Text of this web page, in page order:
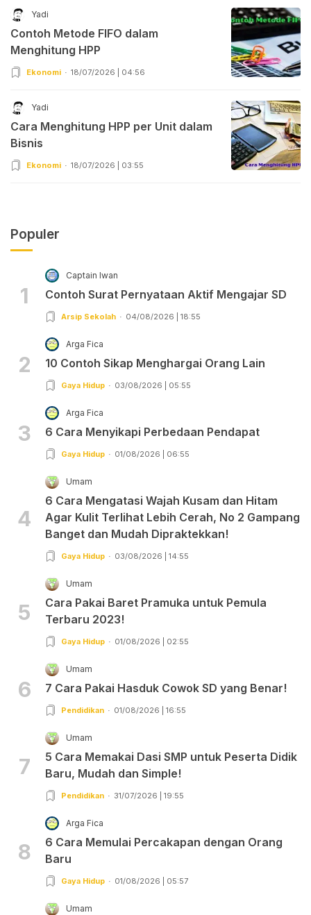
Yadi
Contoh Metode FIFO dalam
Menghitung HPP
Ekonomi 18/07/2026 | 04:56
Yadi
Cara Menghitung HPP per Unit dalam
Bisnis
Ekonomi 18/07/2026 | 03:55
Populer
1
Captain Iwan
Contoh Surat Pernyataan Aktif Mengajar SD
Arsip Sekolah 04/08/2026 | 18:55
2
Arga Fica
10 Contoh Sikap Menghargai Orang Lain
Gaya Hidup 03/08/2026 | 05:55
3
Arga Fica
6 Cara Menyikapi Perbedaan Pendapat
Gaya Hidup 01/08/2026 | 06:55
4
Umam
6 Cara Mengatasi Wajah Kusam dan Hitam
Agar Kulit Terlihat Lebih Cerah, No 2 Gampang
Banget dan Mudah Dipraktekkan!
Gaya Hidup 03/08/2026 | 14:55
5
Umam
Cara Pakai Baret Pramuka untuk Pemula
Terbaru 2023!
Gaya Hidup 01/08/2026 | 02:55
6
Umam
7 Cara Pakai Hasduk Cowok SD yang Benar!
Pendidikan 01/08/2026 | 16:55
7
Umam
5 Cara Memakai Dasi SMP untuk Peserta Didik
Baru, Mudah dan Simple!
Pendidikan 31/07/2026 | 19:55
8
Arga Fica
6 Cara Memulai Percakapan dengan Orang
Baru
Gaya Hidup 01/08/2026 | 05:57
Umam